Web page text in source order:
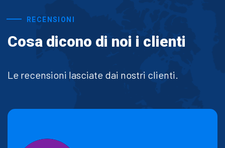
RECENSIONI
Cosa dicono di noi i clienti
Le recensioni lasciate dai nostri clienti.